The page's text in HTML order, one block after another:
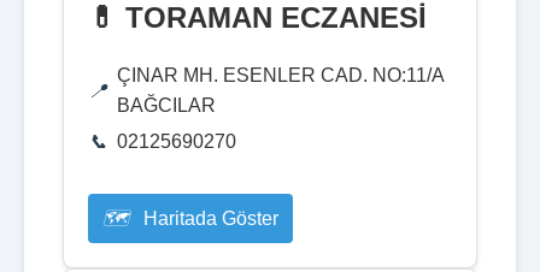
💊 TORAMAN ECZANESİ
ÇINAR MH. ESENLER CAD. NO:11/A
BAĞCILAR
02125690270
Haritada Göster